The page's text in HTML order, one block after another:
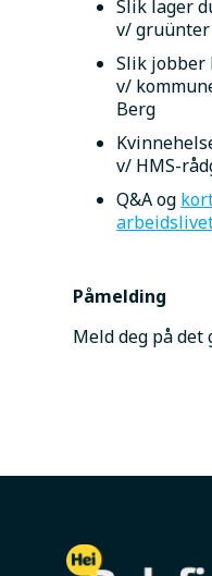
Slik lager
v/
Slik jobber
v/
Berg
v/ HMS-
Q&A og
Påmelding
Meld deg på